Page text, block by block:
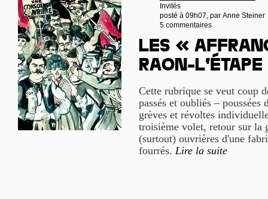
Invités
posté à 09h07, par Anne Steiner
5 commentaires
Les «
Raon-l’Étape
Cette rubrique se veut coup
passés et oubliés –
grèves et révoltes
troisième volet, retour sur la
(surtout) ouvrières d'une
fourrés. Lire la suite